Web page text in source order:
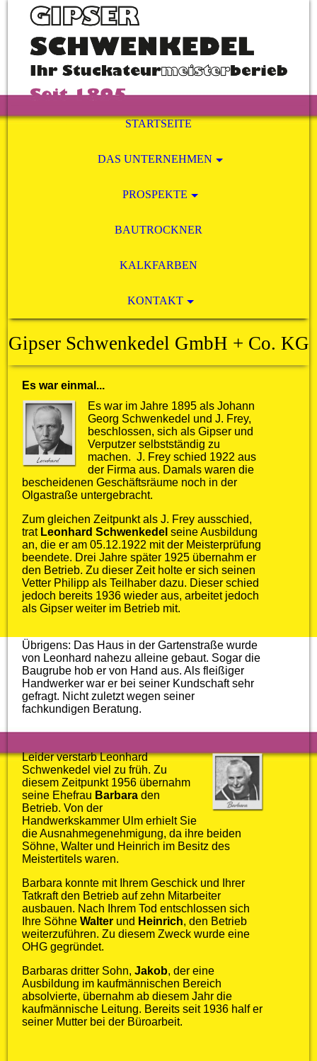
STARTSEITE
DAS UNTERNEHMEN
PROSPEKTE
BAUTROCKNER
KALKFARBEN
KONTAKT
Gipser Schwenkedel GmbH + Co. KG
Es war einmal...
Es war im Jahre 1895 als Johann
Georg Schwenkedel und J. Frey,
beschlossen, sich als Gipser und
Verputzer selbstständig zu
machen. J. Frey schied 1922 aus
der Firma aus. Damals waren die
bescheidenen Geschäftsräume noch in der
Olgastraße untergebracht.
Zum gleichen Zeitpunkt als J. Frey ausschied,
trat Leonhard Schwenkedel seine Ausbildung
an, die er am 05.12.1922 mit der Meisterprüfung
beendete. Drei Jahre später 1925 übernahm er
den Betrieb. Zu dieser Zeit holte er sich seinen
Vetter Philipp als Teilhaber dazu. Dieser schied
jedoch bereits 1936 wieder aus, arbeitet jedoch
als Gipser weiter im Betrieb mit.
Übrigens: Das Haus in der Gartenstraße wurde
von Leonhard nahezu alleine gebaut. Sogar die
Baugrube hob er von Hand aus. Als fleißiger
Handwerker war er bei seiner Kundschaft sehr
gefragt. Nicht zuletzt wegen seiner
fachkundigen Beratung.
Leider verstarb Leonhard
Schwenkedel viel zu früh. Zu
diesem Zeitpunkt 1956 übernahm
seine Ehefrau Barbara den
Betrieb. Von der
Handwerkskammer Ulm erhielt Sie
die Ausnahmegenehmigung, da ihre beiden
Söhne, Walter und Heinrich im Besitz des
Meistertitels waren.
Barbara konnte mit Ihrem Geschick und Ihrer
Tatkraft den Betrieb auf zehn Mitarbeiter
ausbauen. Nach Ihrem Tod entschlossen sich
Ihre SöhneWalter und Heinrich, den Betrieb
weiterzuführen. Zu diesem Zweck wurde eine
OHG gegründet.
Barbaras dritter Sohn,Jakob, der eine
Ausbildung im kaufmännischen Bereich
absolvierte, übernahm ab diesem Jahr die
kaufmännische Leitung. Bereits seit 1936 half er
seiner Mutter bei der Büroarbeit.